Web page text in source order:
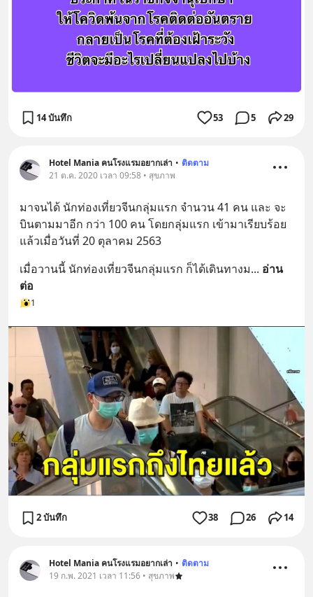
14 บันทึก 53 5 29
Hotel Mania คนโรงแรมอยากเล่า • ติดตาม
21 ต.ค. 2020 เวลา 09:58 • สุขภาพ
มาจนได้ นักท่องเที่ยวจีนกลุ่มแรก จำนวน 41 คน และ จะ
บินตามมาอีก กว่า 100 คน โดยกลุ่มแรก เข้ามาเรียบร้อย
แล้วเมื่อวันที่ 20 ตุลาคม 2563
เมื่อวานนี้ นักท่องเที่ยวจีนกลุ่มแรก ก็ได้เดินทางม... อ่าน
ต่อ
1
2 บันทึก 38 26 14
Hotel Mania คนโรงแรมอยากเล่า • ติดตาม
19 ก.พ. 2021 เวลา 11:56 • สุขภาพ